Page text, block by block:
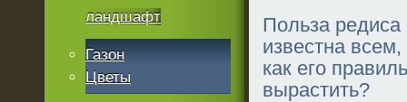
Польза редиса
известна всем,
как его
вырастить?
ландшафт
Газон
Цветы